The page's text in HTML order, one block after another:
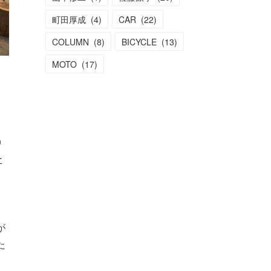
町田厚成 (4) CAR (22)
COLUMN (8) BICYCLE (13)
MOTO (17)